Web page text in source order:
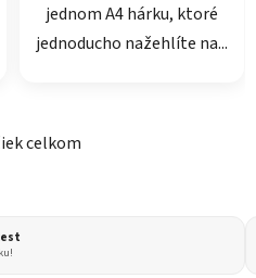
jednom A4 hárku, ktoré
jednoducho nažehlíte na...
O
d
celkom